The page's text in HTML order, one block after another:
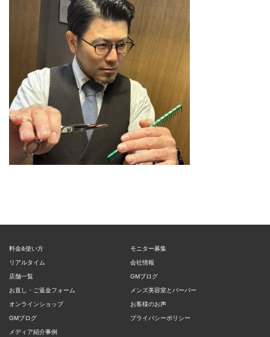
料金&使い方
リアルタイム
店舗一覧
お直し・ご返金フォーム
オンラインショップ
GMブログ
メディア紹介事例
モニター募集
会社情報
GMブログ
メンズ美容室とバーバー
お客様のお声
プライバシーポリシー